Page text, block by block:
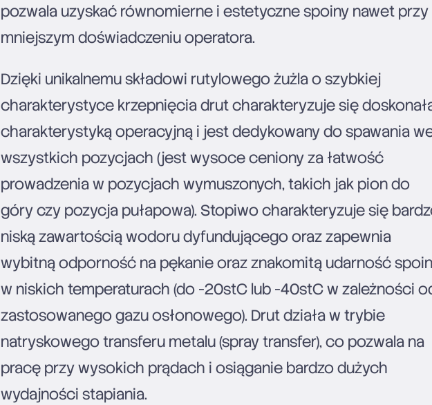
pozwala uzyskać równomierne i estetyczne spoiny nawet przy
mniejszym doświadczeniu operatora.
Dzięki unikalnemu składowi rutylowego żużla o szybkiej
charakterystyce krzepnięcia drut charakteryzuje się
charakterystyką operacyjną i jest dedykowany do spawania
wszystkich pozycjach (jest wysoce ceniony za łatwość
prowadzenia w pozycjach wymuszonych, takich jak pion do
góry czy pozycja pułapowa). Stopiwo charakteryzuje się
niską zawartością wodoru dyfundującego oraz zapewnia
wybitną odporność na pękanie oraz znakomitą udarność
w niskich temperaturach (do -20stC lub -40stC w zależności
zastosowanego gazu osłonowego). Drut działa w trybie
natryskowego transferu metalu (spray transfer), co pozwala na
pracę przy wysokich prądach i osiąganie bardzo dużych
wydajności stapiania.